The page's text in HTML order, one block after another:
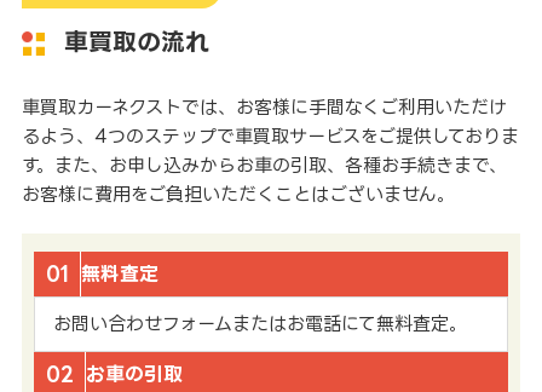
車買取の流れ
車買取カーネクストでは、お客様に手間なくご利用いただけ
るよう、4つのステップで車買取サービスをご提供しておりま
す。また、お申し込みからお車の引取、各種お手続きまで、
お客様に費用をご負担いただくことはございません。
01 無料査定
お問い合わせフォームまたはお電話にて無料査定。
02 お車の引取